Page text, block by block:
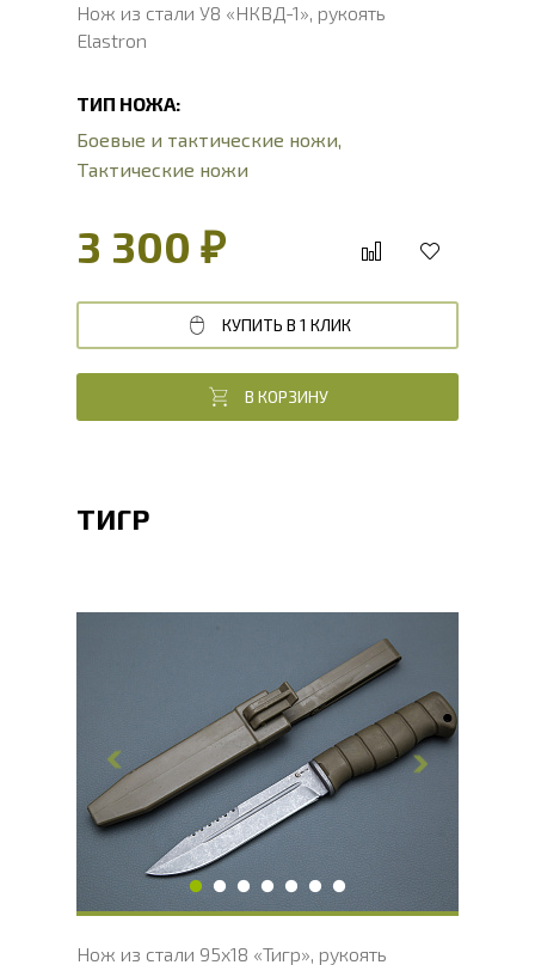
Нож из стали У8 «НКВД-1», рукоять
Elastron
ТИП НОЖА:
Боевые и тактические ножи,
Тактические ножи
3 300 ₽
КУПИТЬ В 1 КЛИК
В КОРЗИНУ
ТИГР
150
Ширина клинка, мм
28
Толщина обуха, мм
3
Ширина рукояти, мм
31
Длина рукояти, мм
Толщина рукояти, мм
Твердость клинка, HRC
Нож из стали 95х18 «Тигр», рукоять